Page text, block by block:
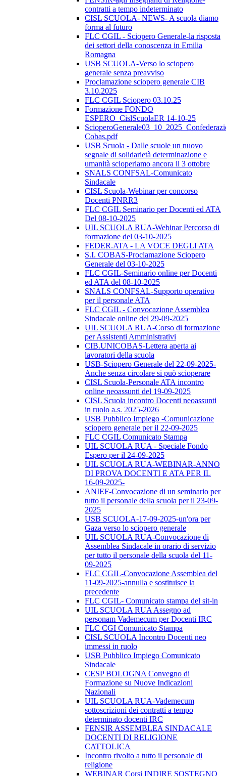
contratti a tempo indeterminato
CISL SCUOLA- NEWS- A scuola diamo
forma al futuro
FLC CGIL - Sciopero Generale-la risposta
dei settori della conoscenza in Emilia
Romagna
USB SCUOLA-Verso lo sciopero
generale senza preavviso
Proclamazione sciopero generale CIB
3.10.2025
FLC CGIL Sciopero 03.10.25
Formazione FONDO
ESPERO_CislScuolaER 14-10-25
Cobas.pdf
USB Scuola - Dalle scuole un nuovo
segnale di solidarietà determinazione e
umanità scioperiamo ancora il 3 ottobre
SNALS CONFSAL-Comunicato
Sindacale
CISL Scuola-Webinar per concorso
Docenti PNRR3
FLC CGIL Seminario per Docenti ed ATA
Del 08-10-2025
UIL SCUOLA RUA-Webinar Percorso di
formazione del 03-10-2025
FEDER.ATA - LA VOCE DEGLI ATA
S.I. COBAS-Proclamazione Sciopero
Generale del 03-10-2025
FLC CGIL-Seminario online per Docenti
ed ATA del 08-10-2025
SNALS CONFSAL-Supporto operativo
per il personale ATA
FLC CGIL - Convocazione Assemblea
Sindacale online del 29-09-2025
UIL SCUOLA RUA-Corso di formazione
per Assistenti Amministrativi
CIB.UNICOBAS-Lettera aperta ai
lavoratori della scuola
USB-Sciopero Generale del 22-09-2025-
Anche senza circolare si può scioperare
CISL Scuola-Personale ATA incontro
online neoassunti del 19-09-2025
CISL Scuola incontro Docenti neoassunti
in ruolo a.s. 2025-2026
USB Pubblico Impiego -Comunicazione
sciopero generale per il 22-09-2025
FLC CGIL Comunicato Stampa
UIL SCUOLA RUA - Speciale Fondo
Espero per il 24-09-2025
UIL SCUOLA RUA-WEBINAR-ANNO
DI PROVA DOCENTI E ATA PER IL
16-09-2025-
ANIEF-Convocazione di un seminario per
tutto il personale della scuola per il 23-09-
2025
USB SCUOLA-17-09-2025-un'ora per
Gaza verso lo sciopero generale
UIL SCUOLA RUA-Convocazione di
Assemblea Sindacale in orario di servizio
per tutto il personale della scuola del 11-
09-2025
FLC CGIL-Convocazione Assemblea del
11-09-2025-annulla e sostituisce la
precedente
FLC CGIL- Comunicato stampa del sit-in
UIL SCUOLA RUA Assegno ad
personam Vademecum per Docenti IRC
FLC CGI Comunicato Stampa
CISL SCUOLA Incontro Docenti neo
immessi in ruolo
USB Pubblico Impiego Comunicato
Sindacale
CESP BOLOGNA Convegno di
Formazione su Nuove Indicazioni
Nazionali
UIL SCUOLA RUA-Vademecum
sottoscrizioni dei contratti a tempo
determinato docenti IRC
FENSIR ASSEMBLEA SINDACALE
DOCENTI DI RELIGIONE
CATTOLICA
Incontro rivolto a tutto il personale di
religione
WEBINAR Corsi INDIRE SOSTEGNO